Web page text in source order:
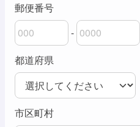
郵便番号
郵便番号の上3桁
-
郵便番号の下4桁
都道府県
市区町村